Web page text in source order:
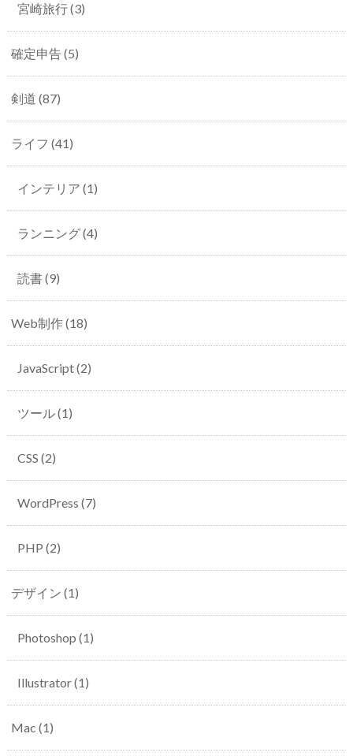
宮崎旅行(3)
確定申告(5)
剣道 (87)
ライフ (41)
インテリア (1)
ランニング(4)
読書(9)
Web制作(18)
JavaScript(2)
ツール(1)
CSS (2)
WordPress (7)
PHP (2)
デザイン (1)
Photoshop (1)
Illustrator(1)
Mac (1)